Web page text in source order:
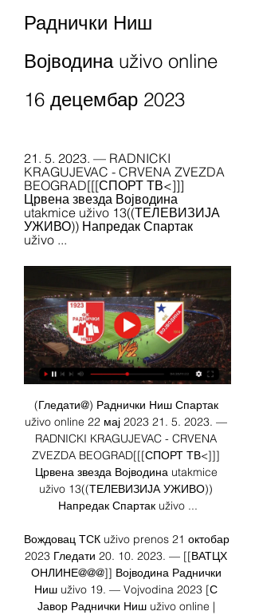
Раднички Ниш
Војводина uživo online
16 децембар 2023
21. 5. 2023. — RADNICKI
KRAGUJEVAC - CRVENA ZVEZDA
BEOGRAD[[[СПОРТ ТВ<]]]
Црвена звезда Војводина
utakmice uživo 13((ТЕЛЕВИЗИЈА
УЖИВО)) Напредак Спартак
uživo ...
(Гледати@) Раднички Ниш Спартак
uživo online 22 мај 2023 21. 5. 2023. —
RADNICKI KRAGUJEVAC - CRVENA
ZVEZDA BEOGRAD[[[СПОРТ ТВ<]]]
Црвена звезда Војводина utakmice
uživo 13((ТЕЛЕВИЗИЈА УЖИВО))
Напредак Спартак uživo ...
Вождовац ТСК uživo prenos 21 октобар
2023 Гледати 20. 10. 2023. — [[ВАТЦХ
ОНЛИНЕ@@@]] Војводина Раднички
Ниш uživo 19. — Vojvodina 2023 [С
Јавор Раднички Ниш uživo online |